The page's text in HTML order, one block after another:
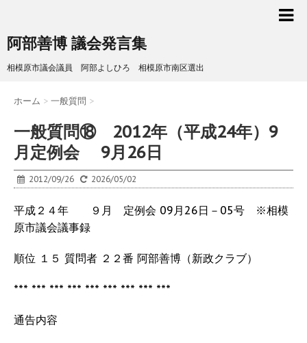
阿部善博 議会発言集
相模原市議会議員 阿部よしひろ 相模原市南区選出
ホーム > 一般質問 >
一般質問⑱ 2012年（平成24年）9
月定例会 9月26日
2012/09/26 2026/05/02
平成２４年 ９月 定例会 09月26日－05号 ※相模
原市議会議事録
順位 １５ 質問者 ２２番 阿部善博（新政クラブ）
*** *** *** *** *** *** *** *** ***
通告内容